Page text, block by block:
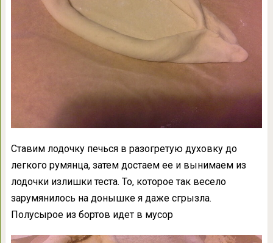
Ставим лодочку печься в разогретую духовку до
легкого румянца, затем достаем ее и вынимаем из
лодочки излишки теста. То, которое так весело
зарумянилось на донышке я даже сгрызла.
Полусырое из бортов идет в мусор